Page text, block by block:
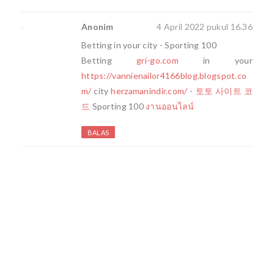
Anonim
4 April 2022 pukul 16.36
Betting in your city - Sporting 100
Betting gri-go.com in your
https://vannienailor4166blog.blogspot.co
m/ cityherzamanindir.com/ - 토토 사이트 코
드 Sporting 100 งานออนไลน์
BALAS